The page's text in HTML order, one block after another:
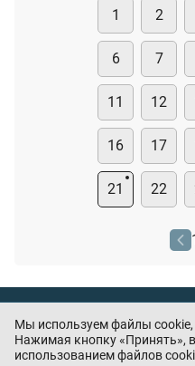
1 2
6 7
11 12
16 17
21 22
Нашли ошибку или есть
нам
Мы используем файлы cookie,
Нажимая кнопку «Принять»,
использованием файлов